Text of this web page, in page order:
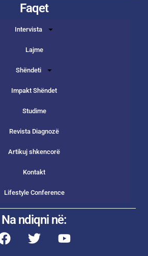
Faqet
Intervista
Lajme
Shëndeti
Impakt Shëndet
Studime
Revista Diagnozë
Artikuj shkencorë
Kontakt
Lifestyle Conference
Na ndiqni në: